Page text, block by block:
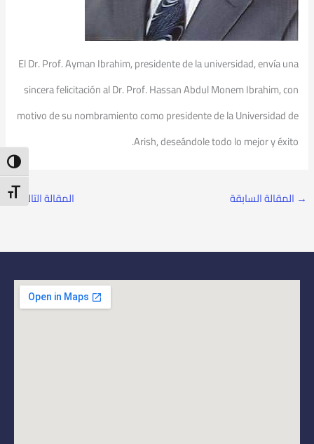
Size
El Dr. Prof. Ayman Ibrahim, presidente de la universidad, envía una
sincera felicitación al Dr. Prof. Hassan Abdul Monem Ibrahim, con
motivo de su nombramiento como presidente de la Universidad de
Arish, deseándole todo lo mejor y éxito.
→ المقالة السابقة المقالة التالية ←